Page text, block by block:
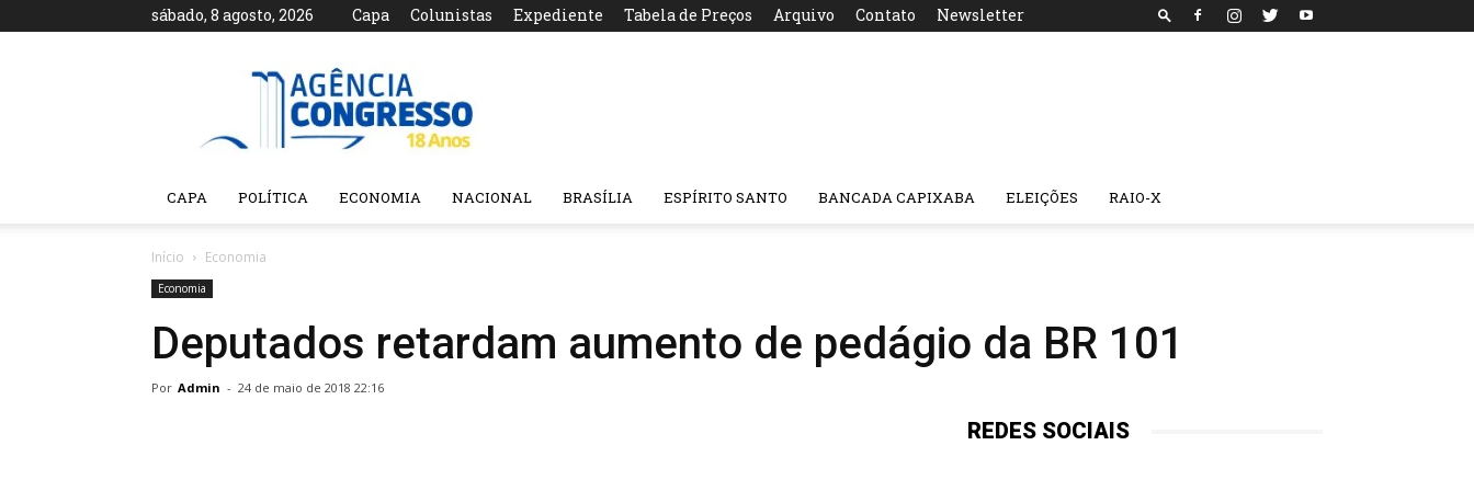
sábado, 8 agosto, 2026 Capa Colunistas Expediente Tabela de Preços Arquivo Contato Newsletter
Agência
CAPA POLÍTICA ECONOMIA NACIONAL BRASÍLIA ESPÍRITO SANTO BANCADA CAPIXABA ELEIÇÕES RAIO-X
Início Economia
Economia
Deputados retardam aumento de pedágio da BR 101
Por Admin - 24 de maio de 2018 22:16
REDES SOCIAIS